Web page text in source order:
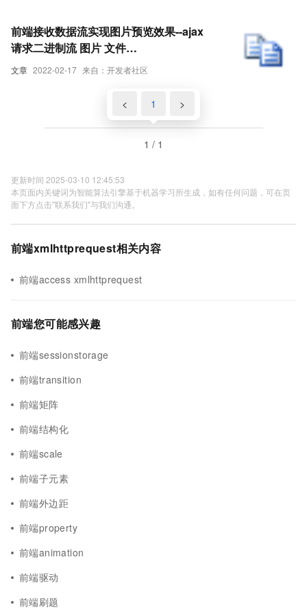
文章 2022-02-17 来自：开发者社区
前端接收数据流实现图片预览效果--ajax
请求二进制流 图片 文件
XMLHttpRequest 请求并处理二进制流数
< 1 >
1 / 1
更新时间 2025-03-10 12:45:53
本页面内关键词为智能算法引擎基于机器学习所生成，如有任何问题，可在页
面下方点击"联系我们"与我们沟通。
前端xmlhttprequest相关内容
前端access xmlhttprequest
前端您可能感兴趣
前端sessionstorage
前端transition
前端矩阵
前端结构化
前端scale
前端子元素
前端外边距
前端property
前端animation
前端驱动
前端刷题